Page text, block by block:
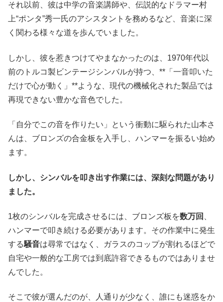
それ以前、彼は中学の音楽講師や、伝説的なドラマー村
上“ポンタ”秀一氏のアシスタントを務めるなど、音楽に深
く関わる様々な道を歩んでいました。
しかし、彼を惹きつけてやまなかったのは、1970年代以
前のトルコ製ビンテージシンバルが持つ、**「一音叩いた
だけで心が動く」**ような、現代の機械化された製品では
再現できない豊かな音色でした。
「自分でこの音を作りたい」という衝動に駆られた山本さ
んは、ブロンズの合金板を入手し、ハンマーを振るい始め
ます。
しかし、シンバルを叩き出す作業には、深刻な問題があり
ました。
1枚のシンバルを完成させるには、ブロンズ板を数万回
ハンマーで叩き続ける必要があります。その作業中に発生
する騒音は尋常ではなく、ガラスのコップが割れるほどで
自宅や一般的な工房では到底許容できるものではありませ
んでした。
そこで彼が選んだのが、人通りが少なく、誰にも迷惑をか